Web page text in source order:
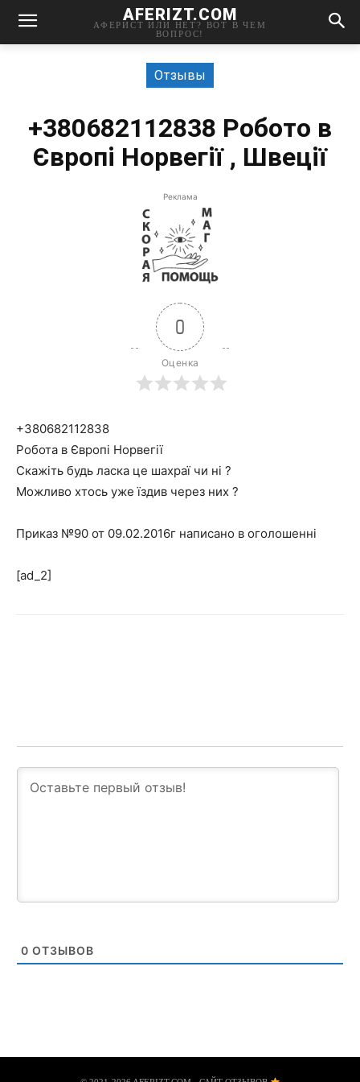
AFERIZT.COM
АФЕРИСТ ИЛИ НЕТ? ВОТ В ЧЕМ
ВОПРОС!
Отзывы
+380682112838 Робото в
Європі Норвегії , Швеції
Реклама
0
Оценка
+380682112838
Робота в Європі Норвегії
Скажіть будь ласка це шахраї чи ні ?
Можливо хтось уже їздив через них ?
Приказ №90 от 09.02.2016г написано в оголошенні
[ad_2]
0 ОТЗЫВОВ